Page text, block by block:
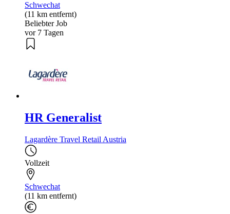
Schwechat
(11 km entfernt)
Beliebter Job
vor 7 Tagen
HR Generalist
Lagardère Travel Retail Austria
Vollzeit
Schwechat
(11 km entfernt)